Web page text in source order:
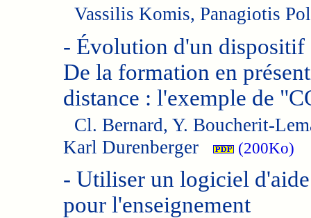
Vassilis Komis, Panagiotis
- Évolution d'un
De la formation en
distance : l'exemple de
Cl. Bernard, Y. Boucherit-
Karl Durenberger
(200Ko)
- Utiliser un logiciel
pour l'enseignement